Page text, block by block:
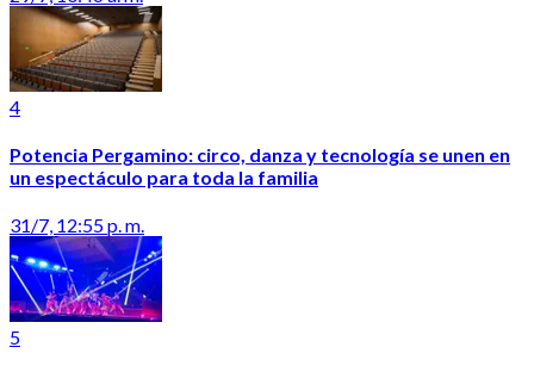
4
Potencia Pergamino: circo, danza y tecnología se unen en
un espectáculo para toda la familia
31/7, 12:55 p. m.
5